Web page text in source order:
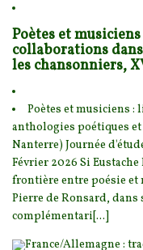
Poètes et
collaborations
les chansonniers,
Poètes et musiciens :
anthologies poétiques
Nanterre) Journée
Février 2026 Si
frontière entre poésie et
Pierre de Ronsard, dans
complémentari[...]